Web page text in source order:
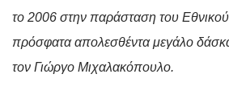
το 2006 στην παράσταση του
πρόσφατα απολεσθέντα μεγάλο
τον Γιώργο Μιχαλακόπουλο.